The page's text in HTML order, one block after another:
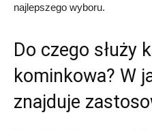
najlepszego wyboru.
Do czego służy
kominkowa? W
znajduje